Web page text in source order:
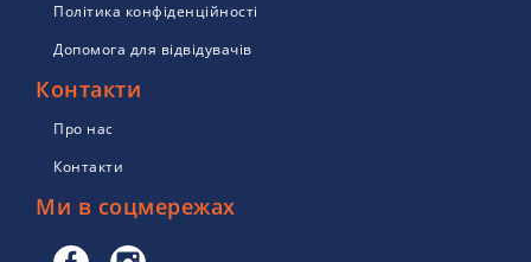
Політика конфіденційності
Допомога для відвідувачів
Контакти
Про нас
Контакти
Ми в соцмережах